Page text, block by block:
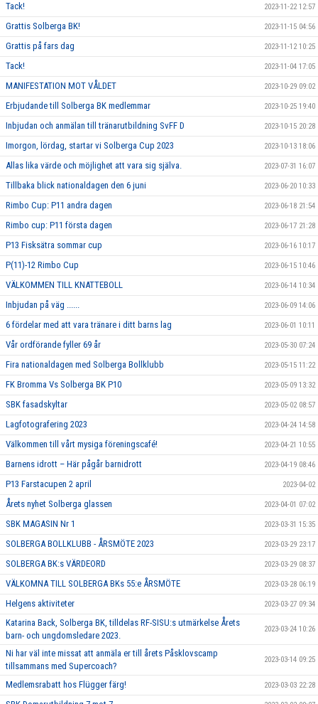
Tack! 2023-11-22 12:57
Grattis Solberga BK! 2023-11-15 04:56
Grattis på fars dag 2023-11-12 10:25
Tack! 2023-11-04 17:05
MANIFESTATION MOT VÅLDET 2023-10-29 09:02
Erbjudande till Solberga BK medlemmar 2023-10-25 19:40
Inbjudan och anmälan till tränarutbildning SvFF D 2023-10-15 20:28
Imorgon, lördag, startar vi Solberga Cup 2023 2023-10-13 18:06
Allas lika värde och möjlighet att vara sig själva. 2023-07-31 16:07
Tillbaka blick nationaldagen den 6 juni 2023-06-20 10:33
Rimbo Cup: P11 andra dagen 2023-06-18 21:54
Rimbo cup: P11 första dagen 2023-06-17 21:28
P13 Fisksätra sommar cup 2023-06-16 10:17
P(11)-12 Rimbo Cup 2023-06-15 10:46
VÄLKOMMEN TILL KNATTEBOLL 2023-06-14 10:34
Inbjudan på väg ...... 2023-06-09 14:06
6 fördelar med att vara tränare i ditt barns lag 2023-06-01 10:11
Vår ordförande fyller 69 år 2023-05-30 07:24
Fira nationaldagen med Solberga Bollklubb 2023-05-15 11:22
FK Bromma Vs Solberga BK P10 2023-05-09 13:32
SBK fasadskyltar 2023-05-02 08:57
Lagfotografering 2023 2023-04-24 14:58
Välkommen till vårt mysiga föreningscafé! 2023-04-21 10:55
Barnens idrott – Här pågår barnidrott 2023-04-19 08:46
P13 Farstacupen 2 april 2023-04-02
Årets nyhet Solberga glassen 2023-04-01 07:02
SBK MAGASIN Nr 1 2023-03-31 15:35
SOLBERGA BOLLKLUBB - ÅRSMÖTE 2023 2023-03-29 23:17
SOLBERGA BK:s VÄRDEORD 2023-03-29 08:37
VÄLKOMNA TILL SOLBERGA BKs 55:e ÅRSMÖTE 2023-03-28 06:19
Helgens aktiviteter 2023-03-27 09:34
Katarina Back, Solberga BK, tilldelas RF-SISU:s utmärkelse Årets
barn- och ungdomsledare 2023.
2023-03-24 10:26
Ni har väl inte missat att anmäla er till årets Påsklovscamp
tillsammans med Supercoach?
2023-03-14 09:25
Medlemsrabatt hos Flügger färg! 2023-03-03 22:28